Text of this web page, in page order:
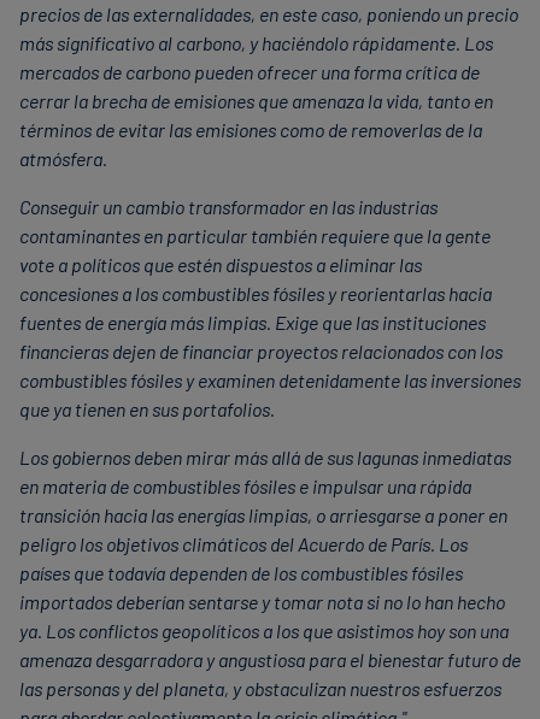
precios de las externalidades, en este caso, poniendo un precio
más significativo al carbono, y haciéndolo rápidamente. Los
mercados de carbono pueden ofrecer una forma crítica de
cerrar la brecha de emisiones que amenaza la vida, tanto en
términos de evitar las emisiones como de removerlas de la
atmósfera.
Conseguir un cambio transformador en las industrias
contaminantes en particular también requiere que la gente
vote a políticos que estén dispuestos a eliminar las
concesiones a los combustibles fósiles y reorientarlas hacia
fuentes de energía más limpias. Exige que las instituciones
financieras dejen de financiar proyectos relacionados con los
combustibles fósiles y examinen detenidamente las inversiones
que ya tienen en sus portafolios.
Los gobiernos deben mirar más allá de sus lagunas inmediatas
en materia de combustibles fósiles e impulsar una rápida
transición hacia las energías limpias, o arriesgarse a poner en
peligro los objetivos climáticos del Acuerdo de París. Los
países que todavía dependen de los combustibles fósiles
importados deberían sentarse y tomar nota si no lo han hecho
ya. Los conflictos geopolíticos a los que asistimos hoy son una
amenaza desgarradora y angustiosa para el bienestar futuro de
las personas y del planeta, y obstaculizan nuestros esfuerzos